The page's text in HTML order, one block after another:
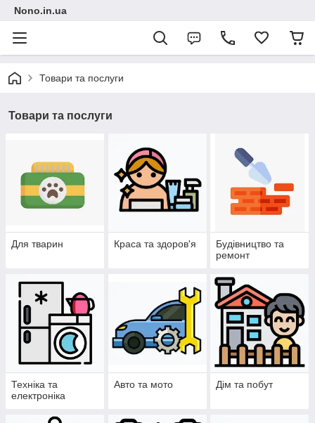
Nono.in.ua
Товари та послуги
Товари та послуги
Для тварин Краса та здоров'я
Будівництво та
ремонт
Техніка та
електроніка
Авто та мото Дім та побут